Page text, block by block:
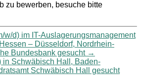
zu bewerben, besuche bitte
w/d) im IT-Auslagerungsmanagement
– Düsseldorf, Nordrhein-
Bundesbank gesucht →
in Schwäbisch Hall, Baden-
Schwäbisch Hall gesucht